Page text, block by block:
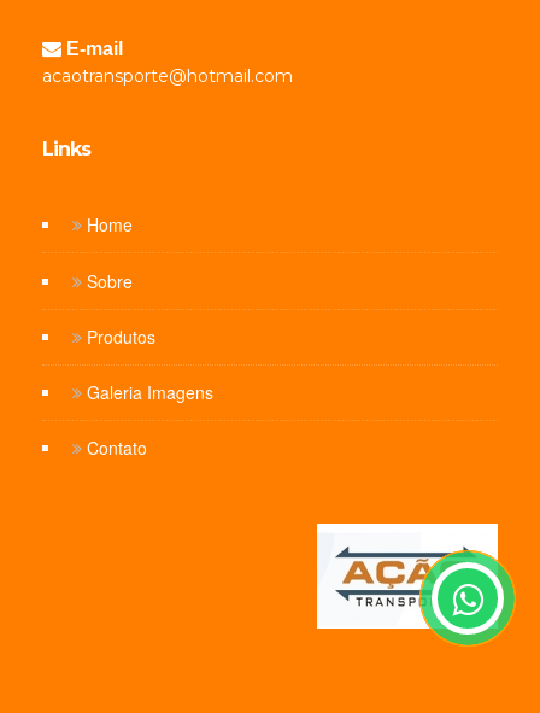
E-mail
acaotransporte@hotmail.com
Links
Home
Sobre
Produtos
Galeria Imagens
Contato